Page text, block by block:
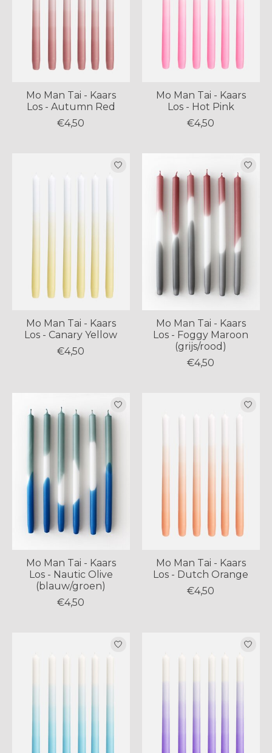
Mo Man Tai - Kaars
Los - Autumn Red
€4,50
Mo Man Tai - Kaars
Los - Hot Pink
€4,50
Mo Man Tai - Kaars
Los - Canary Yellow
€4,50
Mo Man Tai - Kaars
Los - Foggy Maroon
(grijs/rood)
€4,50
Mo Man Tai - Kaars
Los - Nautic Olive
(blauw/groen)
€4,50
Mo Man Tai - Kaars
Los - Dutch Orange
€4,50